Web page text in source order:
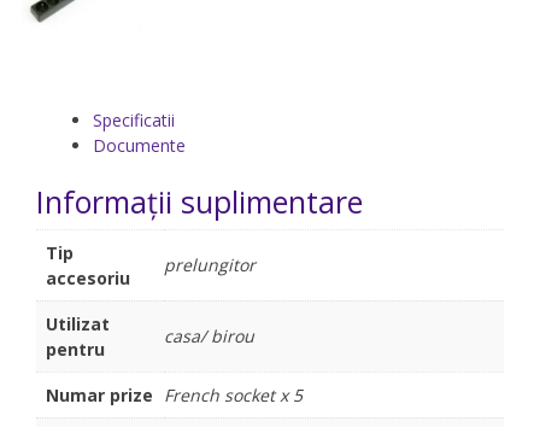
Specificatii
Documente
Informații suplimentare
Tip
accesoriu
prelungitor
Utilizat
pentru
casa/ birou
Numar prize French socket x 5